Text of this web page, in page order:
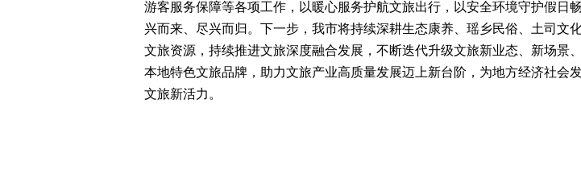
游客服务保障等各项工作，以暖心服务护航文旅出行，以安全环境守护假日
兴而来、尽兴而归。下一步，我市将持续深耕生态康养、瑶乡民俗、土司文
文旅资源，持续推进文旅深度融合发展，不断迭代升级文旅新业态、新场景
本地特色文旅品牌，助力文旅产业高质量发展迈上新台阶，为地方经济社会
文旅新活力。